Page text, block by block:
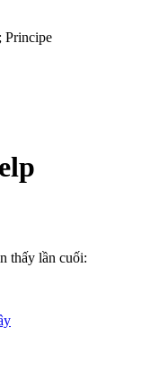
Principe
thấy lần cuối: